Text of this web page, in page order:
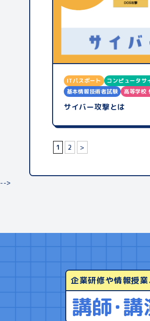
ITパスポート
コンピュータサ
基本情報技術者試験
高等学校
サイバー攻撃とは
1 2 >
-->
企業研修や情報授
講師･講